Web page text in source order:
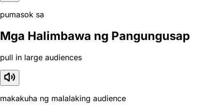
pumasok sa
Mga Halimbawa ng Pangungusap
pull in large audiences
makakuha ng malalaking audience